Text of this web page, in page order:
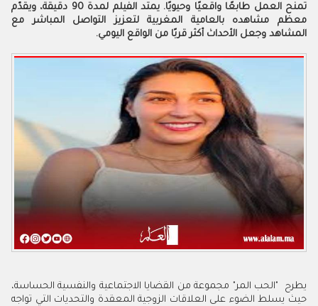
تمنح العمل طابعًا واقعيًا وحيويًا. يمتد الفيلم لمدة 90 دقيقة، ويقدّم
معظم مشاهده بالعامية المغربية لتعزيز التواصل المباشر مع
المشاهد وجعل الأحداث أكثر قربًا من الواقع اليومي.
يطرح "الحب المر" مجموعة من القضايا الاجتماعية والنفسية الحساسة،
حيث يسلط الضوء على العلاقات الزوجية المعقدة والتحديات التي تواجه